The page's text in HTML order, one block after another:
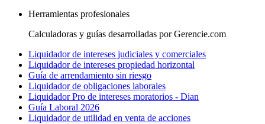
Herramientas profesionales
Calculadoras y guías desarrolladas por Gerencie.com
Liquidador de intereses judiciales y comerciales
Liquidador de intereses propiedad horizontal
Guía de arrendamiento sin riesgo
Liquidador de obligaciones laborales
Liquidador Pro de intereses moratorios - Dian
Guía Laboral 2026
Liquidador de utilidad en venta de acciones